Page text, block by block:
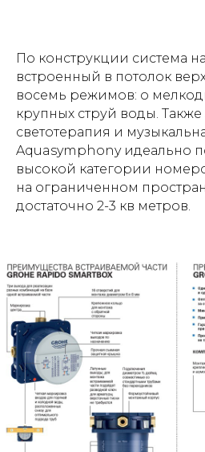
По конструкции система
встроенный в потолок
восемь режимов: о
крупных струй воды. Также
светотерапия и
Aquasymphony идеально
высокой категории
на ограниченном
достаточно 2-3 кв метров.